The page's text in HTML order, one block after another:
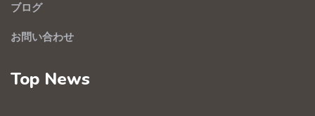
ブログ
お問い合わせ
Top News